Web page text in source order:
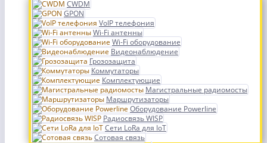
CWDM
GPON
VoIP телефония
Wi-Fi антенны
Wi-Fi оборудование
Видеонаблюдение
Грозозащита
Коммутаторы
Комплектующие
Магистральные радиомосты
Маршрутизаторы
Оборудование Powerline
Радиосвязь WISP
Сети LoRa для IoT
Сотовая связь